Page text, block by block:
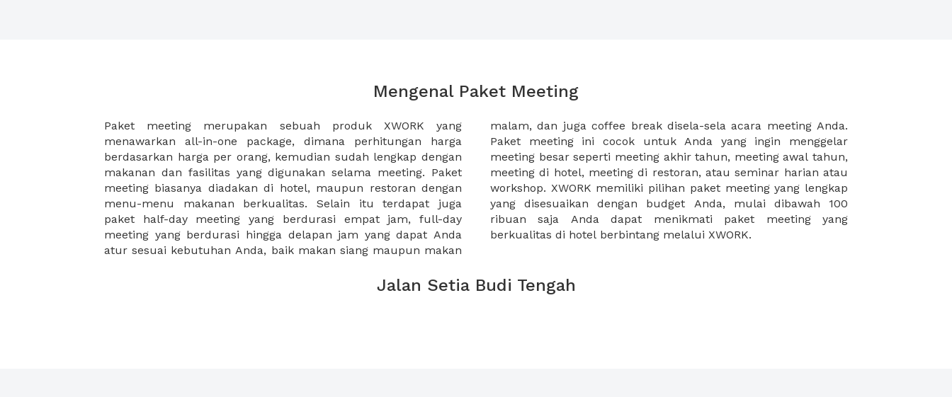
Mengenal Paket Meeting
Paket meeting merupakan sebuah produk XWORK yang
menawarkan all-in-one package, dimana perhitungan harga
berdasarkan harga per orang, kemudian sudah lengkap dengan
makanan dan fasilitas yang digunakan selama meeting. Paket
meeting biasanya diadakan di hotel, maupun restoran dengan
menu-menu makanan berkualitas. Selain itu terdapat juga
paket half-day meeting yang berdurasi empat jam, full-day
meeting yang berdurasi hingga delapan jam yang dapat Anda
atur sesuai kebutuhan Anda, baik makan siang maupun makan
malam, dan juga coffee break disela-sela acara meeting Anda.
Paket meeting ini cocok untuk Anda yang ingin menggelar
meeting besar seperti meeting akhir tahun, meeting awal tahun,
meeting di hotel, meeting di restoran, atau seminar harian atau
workshop. XWORK memiliki pilihan paket meeting yang lengkap
yang disesuaikan dengan budget Anda, mulai dibawah 100
ribuan saja Anda dapat menikmati paket meeting yang
berkualitas di hotel berbintang melalui XWORK.
Jalan Setia Budi Tengah